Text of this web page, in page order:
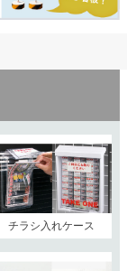
チラシ入れケース